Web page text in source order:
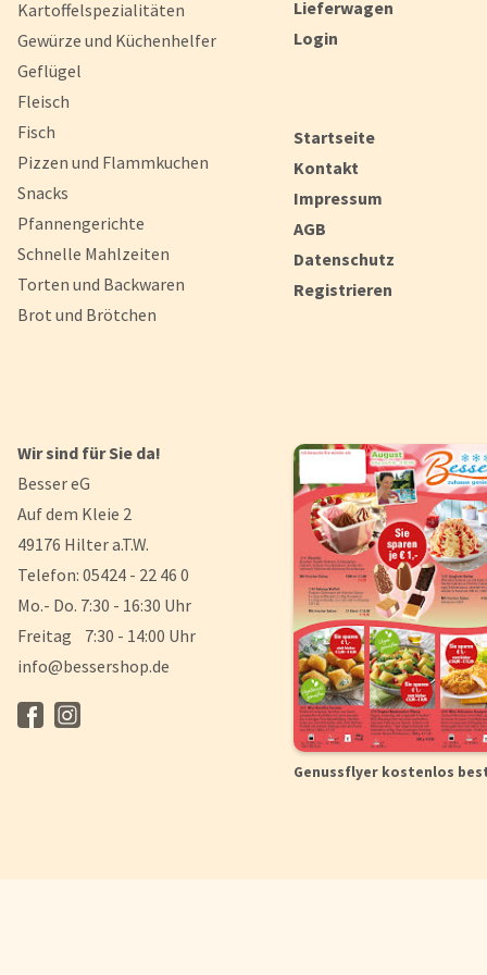
Kartoffelspezialitäten
Gewürze und Küchenhelfer
Geflügel
Fleisch
Fisch
Pizzen und Flammkuchen
Snacks
Pfannengerichte
Schnelle Mahlzeiten
Torten und Backwaren
Brot und Brötchen
Lieferwagen
Login
Startseite
Kontakt
Impressum
AGB
Datenschutz
Registrieren
Wir sind für Sie da!
Besser eG
Auf dem Kleie 2
49176 Hilter a.T.W.
Telefon: 05424 - 22 46 0
Mo.- Do. 7:30 - 16:30 Uhr
Freitag 7:30 - 14:00 Uhr
info@bessershop.de
Genussflyer kostenlos